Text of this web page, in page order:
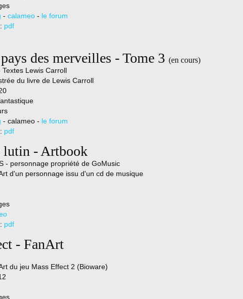
- calameo - le forum
pdf
des merveilles - Tome 3 (en cours)
Textes Lewis Carroll
du livre de Lewis Carroll
- calameo - le forum
pdf
lutin - Artbook
- personnage propriété de GoMusic
d'un personnage issu d'un cd de musique
pdf
- FanArt
du jeu Mass Effect 2 (Bioware)